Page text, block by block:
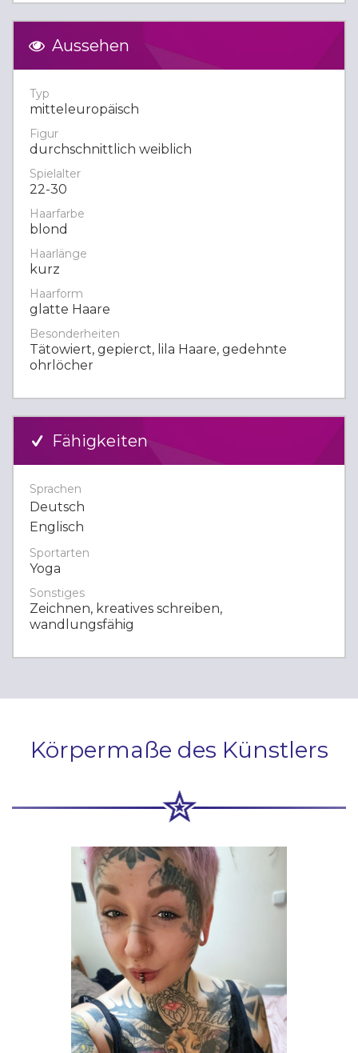
Aussehen
Typ
mitteleuropäisch
Figur
durchschnittlich weiblich
Spielalter
22-30
Haarfarbe
blond
Haarlänge
kurz
Haarform
glatte Haare
Besonderheiten
Tätowiert, gepierct, lila Haare, gedehnte
ohrlöcher
Fähigkeiten
Sprachen
Deutsch
Englisch
Sportarten
Yoga
Sonstiges
Zeichnen, kreatives schreiben,
wandlungsfähig
Körpermaße des Künstlers